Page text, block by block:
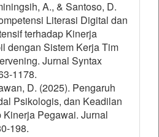
A., & Santoso, D.
Literasi Digital dan
terhadap Kinerja
dengan Sistem Kerja Tim
Jurnal Syntax
1178.
D. (2025). Pengaruh
Psikologis, dan Keadilan
Pegawai. Jurnal
198.